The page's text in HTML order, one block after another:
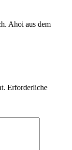
Ahoi aus dem
Erforderliche